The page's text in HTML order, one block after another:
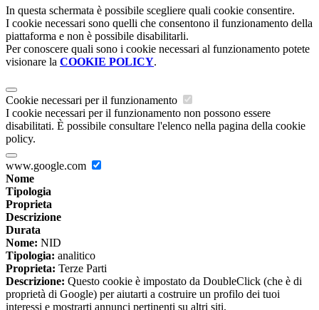
In questa schermata è possibile scegliere quali cookie consentire.
I cookie necessari sono quelli che consentono il funzionamento della
piattaforma e non è possibile disabilitarli.
Per conoscere quali sono i cookie necessari al funzionamento potete
visionare la COOKIE POLICY.
Cookie necessari per il funzionamento
I cookie necessari per il funzionamento non possono essere
disabilitati. È possibile consultare l'elenco nella pagina della cookie
policy.
www.google.com
Nome
Tipologia
Proprieta
Descrizione
Durata
Nome: NID
Tipologia: analitico
Proprieta: Terze Parti
Descrizione: Questo cookie è impostato da DoubleClick (che è di
proprietà di Google) per aiutarti a costruire un profilo dei tuoi
interessi e mostrarti annunci pertinenti su altri siti.